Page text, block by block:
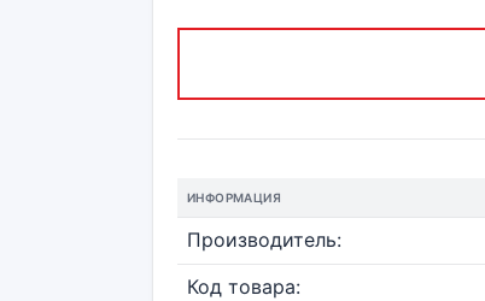
ИНФОРМАЦИЯ
Производитель:
Код товара: